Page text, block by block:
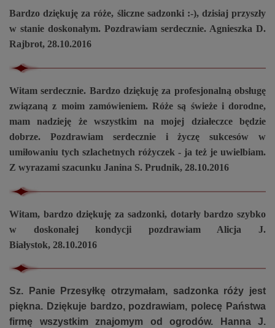
Bardzo dziękuję za róże, śliczne sadzonki :-), dzisiaj przyszły
w stanie doskonałym. Pozdrawiam serdecznie. Agnieszka D.
Rajbrot, 28.10.2016
Witam serdecznie. Bardzo dziękuję za profesjonalną obsługę
związaną z moim zamówieniem. Róże są świeże i dorodne,
mam nadzieję że wszystkim na mojej działeczce będzie
dobrze. Pozdrawiam serdecznie i życzę sukcesów w
umiłowaniu tych szlachetnych różyczek - ja też je uwielbiam.
Z wyrazami szacunku Janina S. Prudnik, 28.10.2016
Witam, bardzo dziękuję za sadzonki, dotarły bardzo szybko
w doskonałej kondycji pozdrawiam Alicja J.
Białystok, 28.10.2016
Sz. Panie Przesyłkę otrzymałam, sadzonka róży jest
piękna. Dziękuje bardzo, pozdrawiam, polecę Państwa
firmę wszystkim znajomym od ogrodów. Hanna J.